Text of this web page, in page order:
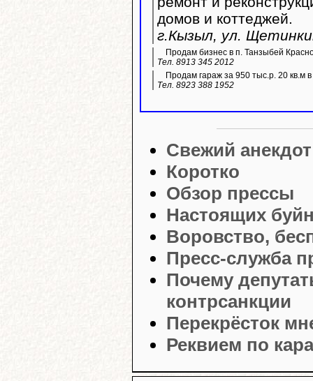
домов и коттеджей.
г.Кызыл, ул.
Продам бизнес в п. Танзыбей
Тел. 8913 345 2012
Продам гараж за 950 тыс.р. 20 кв.м
Тел. 8923 388 1952
Свежий анекдот
Коротко
Обзор прессы
Настоящих
Воровство,
Пресс-служба
Почему
контрсанкции
Перекрёсток
Реквием по